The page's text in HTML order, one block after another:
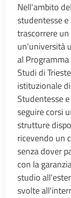
Nell'ambito
studentesse
trascorrere
un'università
al
Studi di
istituzionale
Studentesse
seguire corsi
strutture
ricevendo un
senza dover
con la
studio
svolte